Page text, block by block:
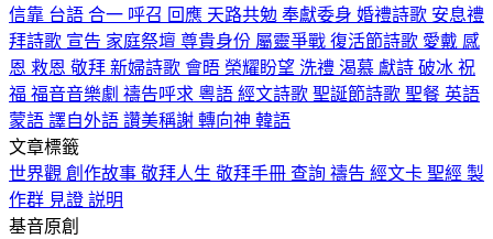
信靠 台語 合一 呼召 回應 天路共勉 奉獻委身 婚禮詩歌 安息禮
拜詩歌 宣告 家庭祭壇 尊貴身份 屬靈爭戰 復活節詩歌 愛戴 感
恩 救恩 敬拜 新婦詩歌 會晤 榮耀盼望 洗禮 渴慕 獻詩 破冰 祝
福 福音音樂劇 禱告呼求 粵語 經文詩歌 聖誕節詩歌 聖餐 英語
蒙語 譯自外語 讚美稱謝 轉向神 韓語
文章標籤
世界觀 創作故事 敬拜人生 敬拜手冊 查詢 禱告 經文卡 聖經 製
作群 見證 説明
基音原創